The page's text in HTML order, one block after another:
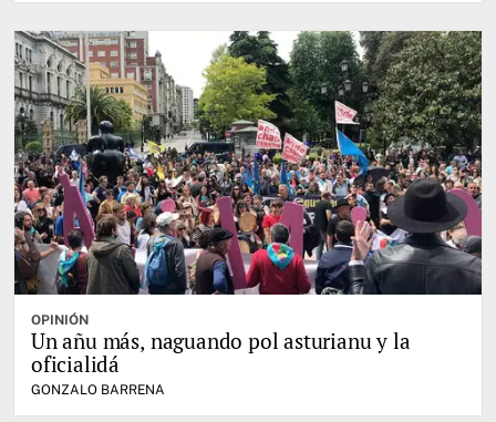
OPINIÓN
Un añu más, naguando pol asturianu y la
oficialidá
GONZALO BARRENA